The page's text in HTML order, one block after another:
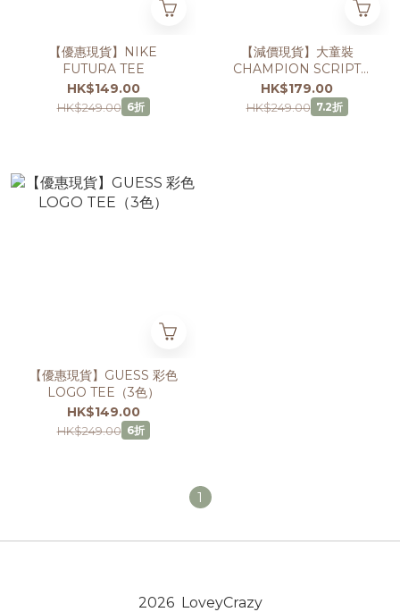
【優惠現貨】NIKE
FUTURA TEE
HK$149.00
HK$249.00 6折
【減價現貨】大童裝
CHAMPION SCRIPT
LOGO TEE
HK$179.00
HK$249.00 7.2折
【優惠現貨】GUESS 彩色
LOGO TEE（3色）
HK$149.00
HK$249.00 6折
1
2026 LoveyCrazy